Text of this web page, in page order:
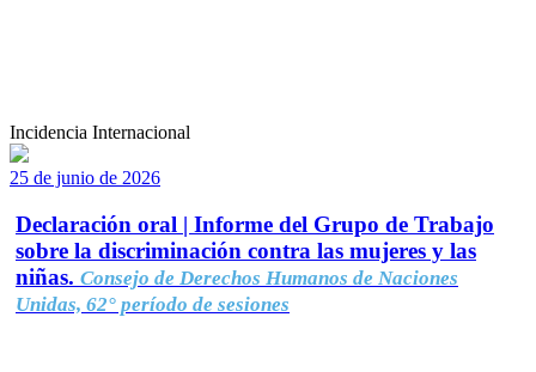
Incidencia Internacional
25 de junio de 2026
Declaración oral | Informe del Grupo de Trabajo
sobre la discriminación contra las mujeres y las
niñas. Consejo de Derechos Humanos de Naciones
Unidas, 62° período de sesiones